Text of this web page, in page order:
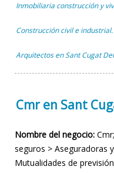
Inmobiliaria construcción y
Construcción civil e
Arquitectos en Sant Cugat
Cmr en Sant
Nombre del negocio: Cmr;
seguros > Aseguradoras
Mutualidades de